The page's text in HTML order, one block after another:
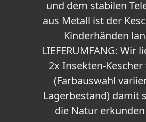
und dem stabilen
aus Metall ist der
Kinderhänden
LIEFERUMFANG: Wir
2x Insekten-
(Farbauswahl
Lagerbestand) damit
die Natur